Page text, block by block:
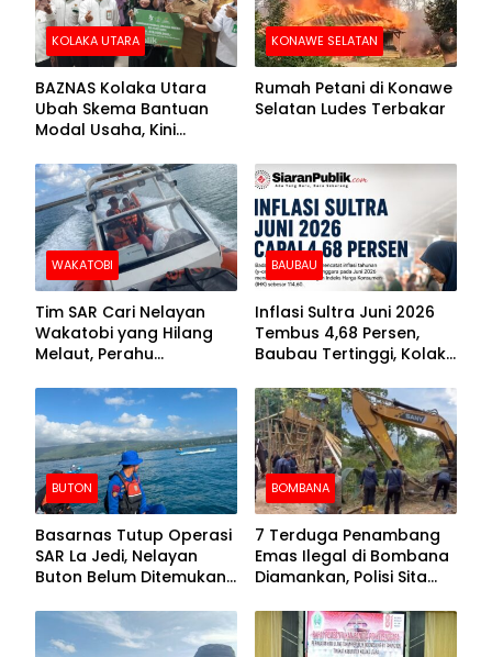
KOLAKA UTARA
BAZNAS Kolaka Utara
Ubah Skema Bantuan
Modal Usaha, Kini
Barang Senilai Rp419,5
Juta
KONAWE SELATAN
Rumah Petani di Konawe
Selatan Ludes Terbakar
WAKATOBI
Tim SAR Cari Nelayan
Wakatobi yang Hilang
Melaut, Perahu
Kemasukan Air
BAUBAU
Inflasi Sultra Juni 2026
Tembus 4,68 Persen,
Baubau Tertinggi, Kolaka
BUTON
Basarnas Tutup Operasi
SAR La Jedi, Nelayan
Buton Belum Ditemukan
BOMBANA
7 Terduga Penambang
Emas Ilegal di Bombana
Diamankan, Polisi Sita
Crusher